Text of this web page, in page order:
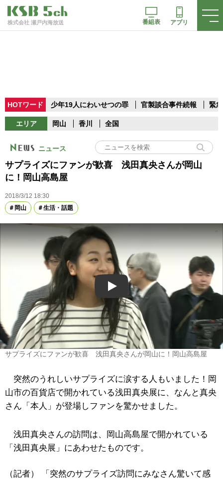
株式会社 瀬戸内海放送 番組表 アプリ
HOTワード 少年19人にわいせつの罪 官製談合事件続報 緊
エリア 岡山 香川 全国
ニュース
サプライズにファンが歓喜 浅田真央さんが岡山
に！岡山高島屋
2018/3/12 18:30
岡山
生活・話題
Play
サプライズにファンが歓喜 浅田真央さんが岡山に！岡山高島屋
突然のうれしいサプライズに涙する人もいました！岡
山市の百貨店で開かれている浅田真央展に、なんと真央
さん「本人」が登場しファンを驚かせました。
浅田真央さんの訪問は、岡山高島屋で開かれている
「浅田真央展」にあわせたものです。
（記者） 「突然のサプライズ訪問にみなさん驚いて感